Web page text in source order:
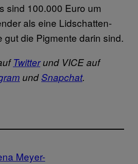
sind 100.000 Euro um
als eine Lidschatten-
gut die Pigmente darin sind.
Twitterund VICE auf
undSnapchat.
Meyer-